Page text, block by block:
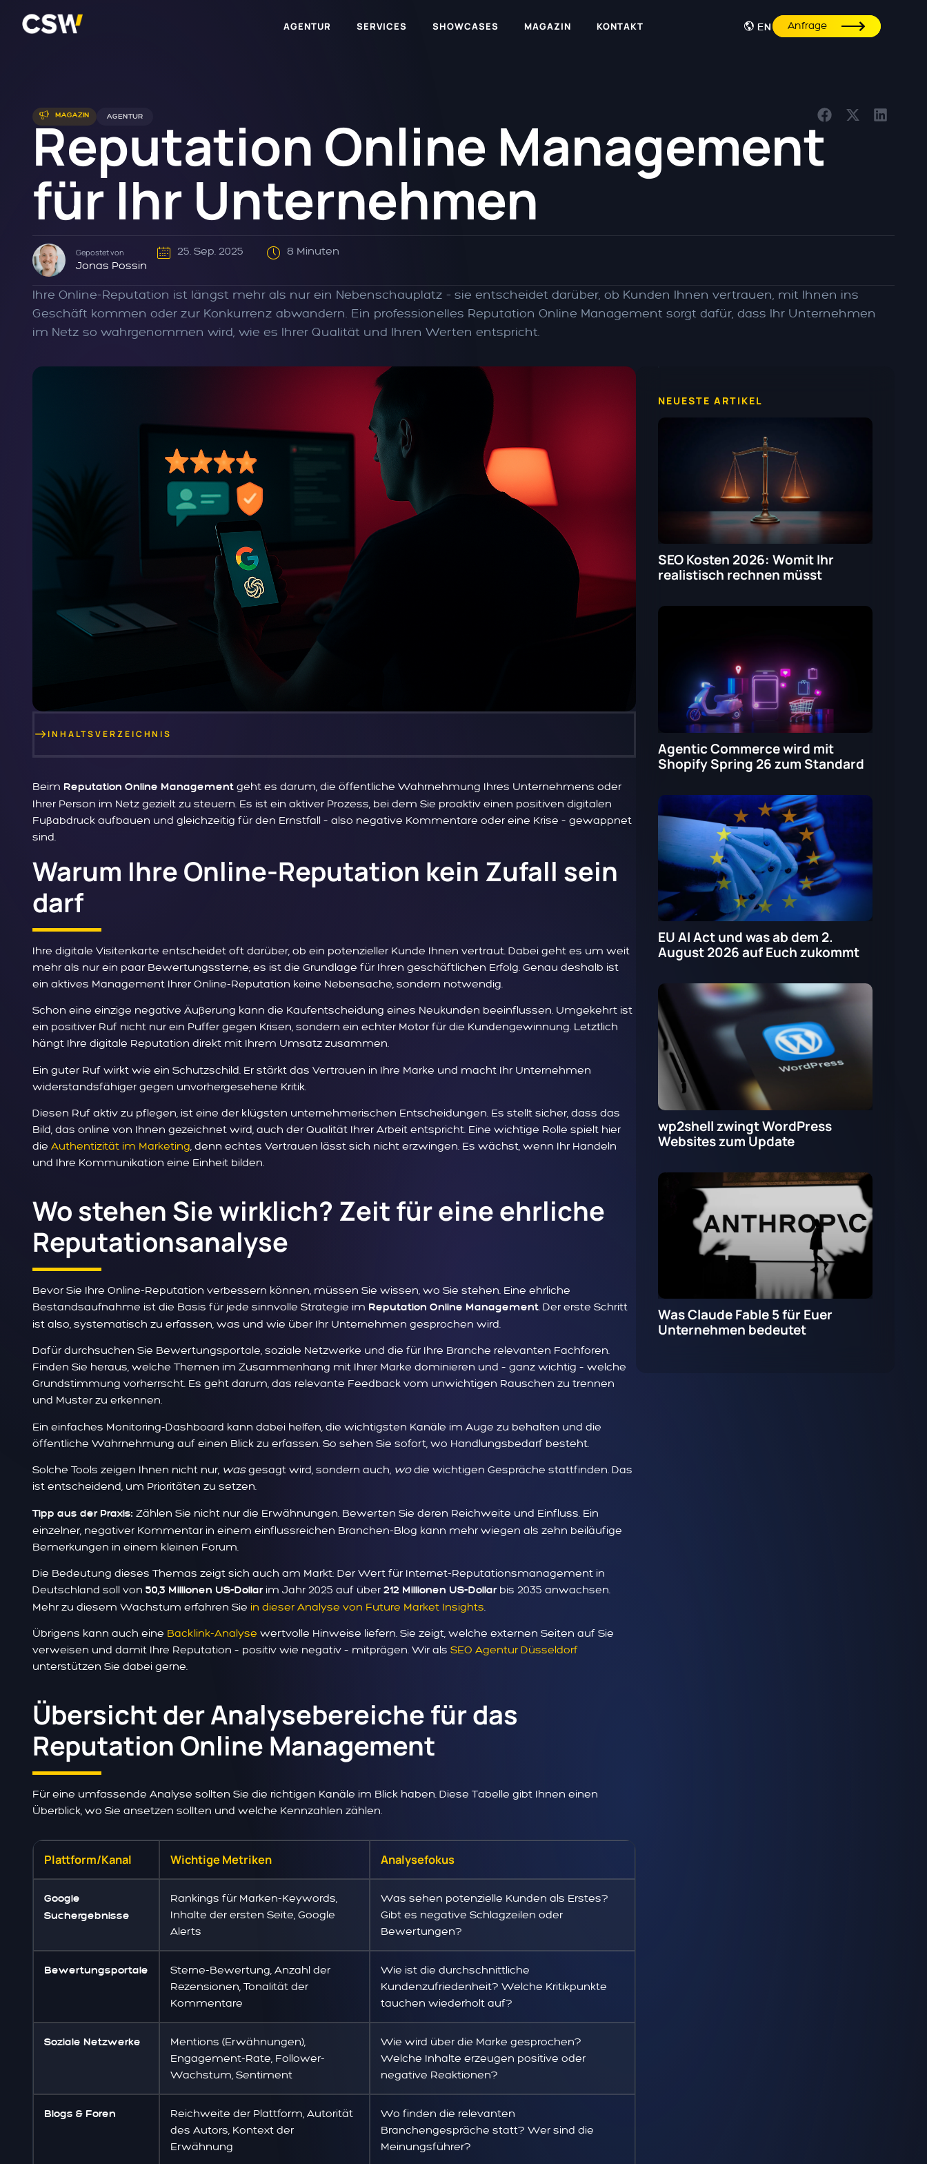
AGENTUR SERVICES SHOWCASES MAGAZIN KONTAKT EN Anfrage
MAGAZIN AGENTUR
Reputation Online Management
für Ihr Unternehmen
Ihre Online-Reputation ist längst mehr als nur ein Nebenschauplatz – sie entscheidet darüber, ob Kunden Ihnen vertrauen, mit Ihnen ins
Geschäft kommen oder zur Konkurrenz abwandern. Ein professionelles Reputation Online Management sorgt dafür, dass Ihr Unternehmen
im Netz so wahrgenommen wird, wie es Ihrer Qualität und Ihren Werten entspricht.
Gepostet von
Jonas Possin
25. Sep. 2025 8 Minuten
INHALTSVERZEICHNIS
Beim Reputation Online Management geht es darum, die öffentliche Wahrnehmung Ihres Unternehmens oder
Ihrer Person im Netz gezielt zu steuern. Es ist ein aktiver Prozess, bei dem Sie proaktiv einen positiven digitalen
Fußabdruck aufbauen und gleichzeitig für den Ernstfall – also negative Kommentare oder eine Krise – gewappnet
sind.
Warum Ihre Online-Reputation kein Zufall sein
darf
Ihre digitale Visitenkarte entscheidet oft darüber, ob ein potenzieller Kunde Ihnen vertraut. Dabei geht es um weit
mehr als nur ein paar Bewertungssterne; es ist die Grundlage für Ihren geschäftlichen Erfolg. Genau deshalb ist
ein aktives Management Ihrer Online-Reputation keine Nebensache, sondern notwendig.
Schon eine einzige negative Äußerung kann die Kaufentscheidung eines Neukunden beeinflussen. Umgekehrt ist
ein positiver Ruf nicht nur ein Puffer gegen Krisen, sondern ein echter Motor für die Kundengewinnung. Letztlich
hängt Ihre digitale Reputation direkt mit Ihrem Umsatz zusammen.
Ein guter Ruf wirkt wie ein Schutzschild. Er stärkt das Vertrauen in Ihre Marke und macht Ihr Unternehmen
widerstandsfähiger gegen unvorhergesehene Kritik.
Diesen Ruf aktiv zu pflegen, ist eine der klügsten unternehmerischen Entscheidungen. Es stellt sicher, dass das
Bild, das online von Ihnen gezeichnet wird, auch der Qualität Ihrer Arbeit entspricht. Eine wichtige Rolle spielt hier
die Authentizität im Marketing, denn echtes Vertrauen lässt sich nicht erzwingen. Es wächst, wenn Ihr Handeln
und Ihre Kommunikation eine Einheit bilden.
Wo stehen Sie wirklich? Zeit für eine ehrliche
Reputationsanalyse
Bevor Sie Ihre Online-Reputation verbessern können, müssen Sie wissen, wo Sie stehen. Eine ehrliche
Bestandsaufnahme ist die Basis für jede sinnvolle Strategie im Reputation Online Management. Der erste Schritt
ist also, systematisch zu erfassen, was und wie über Ihr Unternehmen gesprochen wird.
Dafür durchsuchen Sie Bewertungsportale, soziale Netzwerke und die für Ihre Branche relevanten Fachforen.
Finden Sie heraus, welche Themen im Zusammenhang mit Ihrer Marke dominieren und – ganz wichtig – welche
Grundstimmung vorherrscht. Es geht darum, das relevante Feedback vom unwichtigen Rauschen zu trennen
und Muster zu erkennen.
Ein einfaches Monitoring-Dashboard kann dabei helfen, die wichtigsten Kanäle im Auge zu behalten und die
öffentliche Wahrnehmung auf einen Blick zu erfassen. So sehen Sie sofort, wo Handlungsbedarf besteht.
Solche Tools zeigen Ihnen nicht nur, wasgesagt wird, sondern auch, wodie wichtigen Gespräche stattfinden. Das
ist entscheidend, um Prioritäten zu setzen.
Tipp aus der Praxis: Zählen Sie nicht nur die Erwähnungen. Bewerten Sie deren Reichweite und Einfluss. Ein
einzelner, negativer Kommentar in einem einflussreichen Branchen-Blog kann mehr wiegen als zehn beiläufige
Bemerkungen in einem kleinen Forum.
Die Bedeutung dieses Themas zeigt sich auch am Markt: Der Wert für Internet-Reputationsmanagement in
Deutschland soll von 50,3 Millionen US-Dollarim Jahr 2025 auf über 212 Millionen US-Dollarbis 2035 anwachsen.
Mehr zu diesem Wachstum erfahren Sie in dieser Analyse von Future Market Insights.
Übrigens kann auch eine Backlink-Analyse wertvolle Hinweise liefern. Sie zeigt, welche externen Seiten auf Sie
verweisen und damit Ihre Reputation – positiv wie negativ – mitprägen. Wir als SEO Agentur Düsseldorf
unterstützen Sie dabei gerne.
Übersicht der Analysebereiche für das
Reputation Online Management
Für eine umfassende Analyse sollten Sie die richtigen Kanäle im Blick haben. Diese Tabelle gibt Ihnen einen
Überblick, wo Sie ansetzen sollten und welche Kennzahlen zählen.
Plattform/Kanal Wichtige Metriken Analysefokus
Google
Suchergebnisse
Rankings für Marken-Keywords,
Inhalte der ersten Seite, Google
Alerts
Was sehen potenzielle Kunden als Erstes?
Gibt es negative Schlagzeilen oder
Bewertungen?
Bewertungsportale
Sterne-Bewertung, Anzahl der
Rezensionen, Tonalität der
Kommentare
Wie ist die durchschnittliche
Kundenzufriedenheit? Welche Kritikpunkte
tauchen wiederholt auf?
Soziale Netzwerke
Mentions (Erwähnungen),
Engagement-Rate, Follower-
Wachstum, Sentiment
Wie wird über die Marke gesprochen?
Welche Inhalte erzeugen positive oder
negative Reaktionen?
Blogs & Foren
Reichweite der Plattform, Autorität
des Autors, Kontext der
Erwähnung
Wo finden die relevanten
Branchengespräche statt? Wer sind die
Meinungsführer?
NEUESTE ARTIKEL
SEO Kosten 2026: Womit Ihr
realistisch rechnen müsst
Agentic Commerce wird mit
Shopify Spring 26 zum Standard
EU AI Act und was ab dem 2.
August 2026 auf Euch zukommt
wp2shell zwingt WordPress
Websites zum Update
Was Claude Fable 5 für Euer
Unternehmen bedeutet